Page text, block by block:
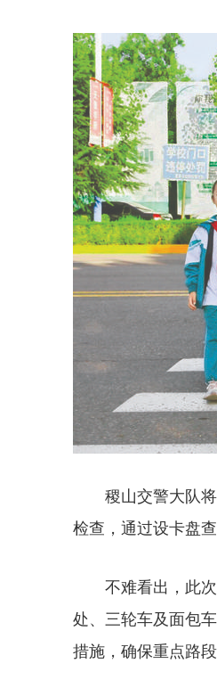
稷山交警大队
检查，通过设卡盘
不难看出，此
处、三轮车及面包
措施，确保重点路